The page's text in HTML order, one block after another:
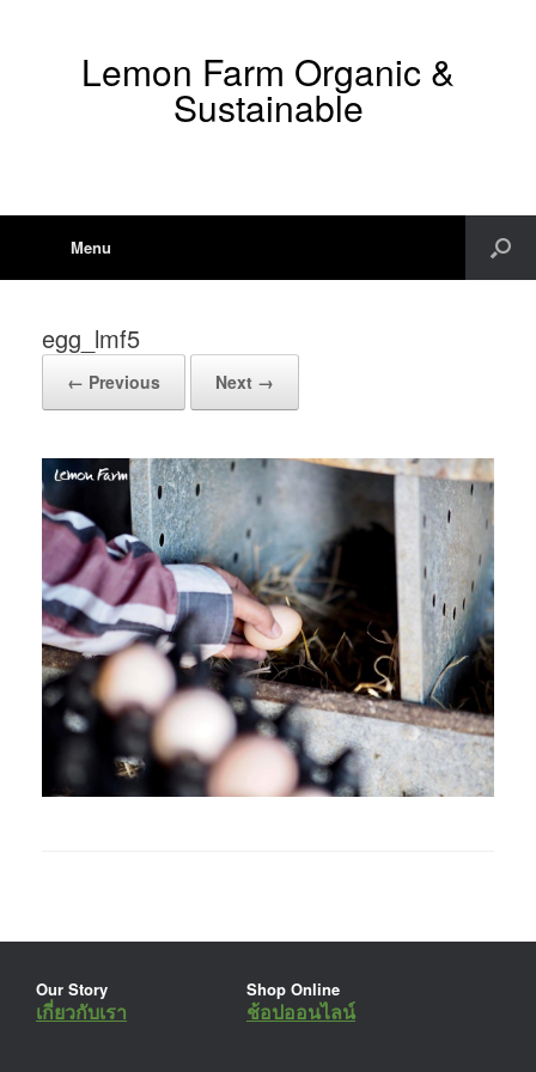
Lemon Farm Organic &
Sustainable
Menu
egg_lmf5
← Previous Next →
Our Story
เกี่ยวกับเรา
Shop Online
ช้อปออนไลน์